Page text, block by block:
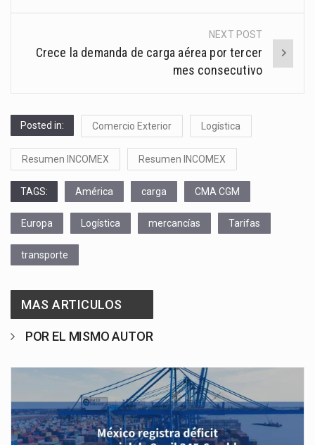
NEXT POST
Crece la demanda de carga aérea por tercer
mes consecutivo
Posted in: Comercio Exterior Logística
Resumen INCOMEX Resumen INCOMEX
TAGS: América carga CMA CGM
Europa Logística mercancías Tarifas
transporte
MAS ARTICULOS
POR EL MISMO AUTOR